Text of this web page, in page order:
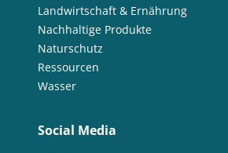
Landwirtschaft & Ernährung
Nachhaltige Produkte
Naturschutz
Ressourcen
Wasser
Social Media